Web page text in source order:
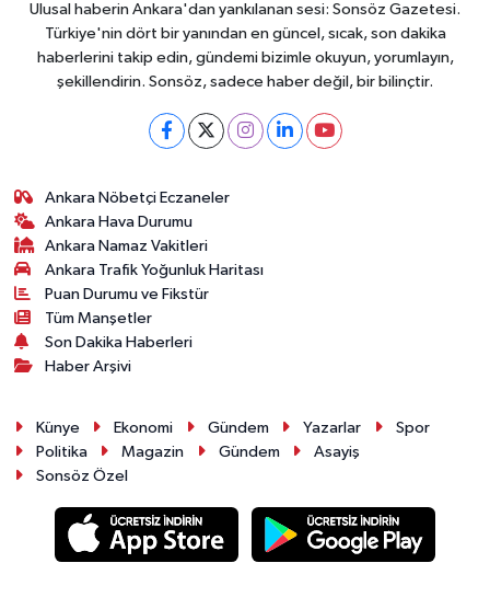
Ulusal haberin Ankara'dan yankılanan sesi: Sonsöz Gazetesi.
Türkiye'nin dört bir yanından en güncel, sıcak, son dakika
haberlerini takip edin, gündemi bizimle okuyun, yorumlayın,
şekillendirin. Sonsöz, sadece haber değil, bir bilinçtir.
Ankara Nöbetçi Eczaneler
Ankara Hava Durumu
Ankara Namaz Vakitleri
Ankara Trafik Yoğunluk Haritası
Puan Durumu ve Fikstür
Tüm Manşetler
Son Dakika Haberleri
Haber Arşivi
Künye Ekonomi Gündem Yazarlar
Spor
Politika
Magazin Gündem
Asayiş
Sonsöz Özel